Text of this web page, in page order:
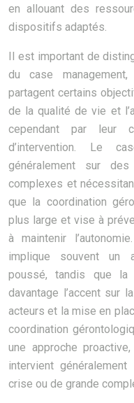
en allouant des
dispositifs adaptés.
Il est important de
du case
partagent certains
de la qualité de vie et
cependant par leur
d’intervention. Le
généralement sur
complexes et
que la coordination
plus large et vise à
à maintenir
implique souvent un
poussé, tandis que la
davantage l’accent sur
acteurs et la mise en
coordination
une approche
intervient
crise ou de grande